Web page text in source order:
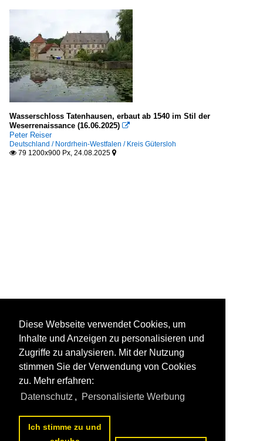
Wasserschloss Tatenhausen, erbaut ab 1540 im Stil der
Weserrenaissance (16.06.2025) 
Peter Reiser
Deutschland / Nordrhein-Westfalen / Kreis Gütersloh
 79 1200x900 Px, 24.08.2025 
Diese Webseite verwendet Cookies, um
Inhalte und Anzeigen zu personalisieren und
Zugriffe zu analysieren. Mit der Nutzung
stimmen Sie der Verwendung von Cookies
zu. Mehr erfahren:
Datenschutz , Personalisierte Werbung
Ich stimme zu und